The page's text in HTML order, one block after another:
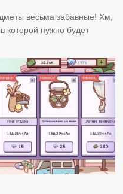
весьма забавные! Хм,
которой нужно будет